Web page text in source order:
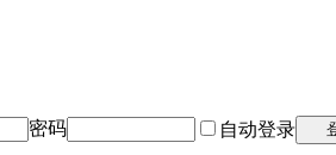
密码
自动登录